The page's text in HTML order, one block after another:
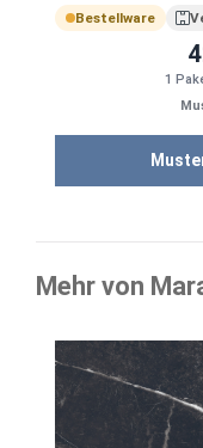
Bestellware
1
Mehr von